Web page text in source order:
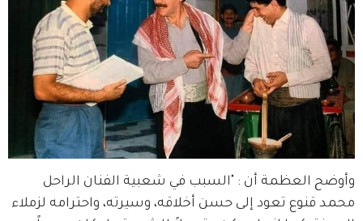
وأوضح العظمة أن : "السبب في شعبية الفنان الراحل
محمد قنوع تعود إلى حسن أخلاقه، وسيرته، واحترامه لزملاء